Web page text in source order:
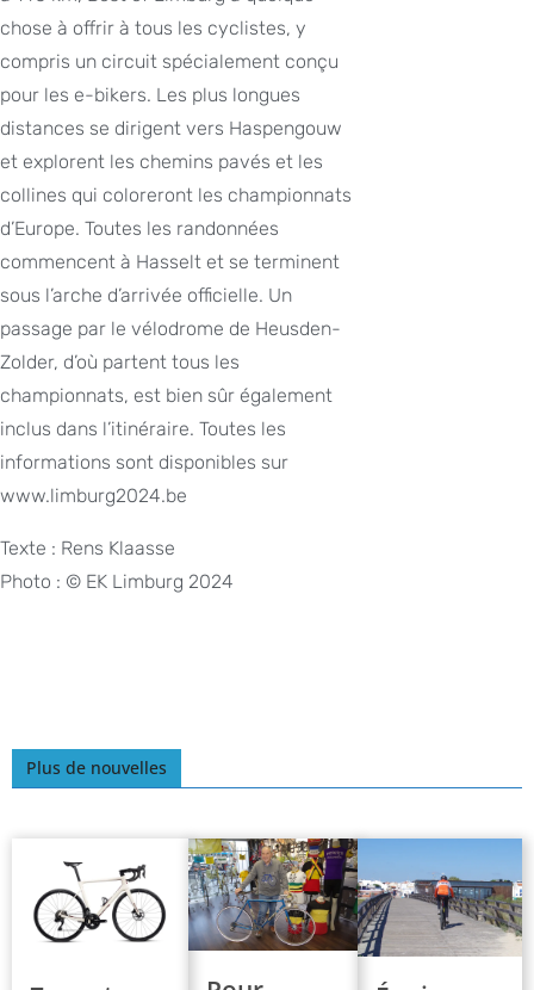
chose à offrir à tous les cyclistes, y
compris un circuit spécialement conçu
pour les e-bikers. Les plus longues
distances se dirigent vers Haspengouw
et explorent les chemins pavés et les
collines qui coloreront les championnats
d’Europe. Toutes les randonnées
commencent à Hasselt et se terminent
sous l’arche d’arrivée officielle. Un
passage par le vélodrome de Heusden-
Zolder, d’où partent tous les
championnats, est bien sûr également
inclus dans l’itinéraire. Toutes les
informations sont disponibles sur
www.limburg2024.be
Texte : Rens Klaasse
Photo : © EK Limburg 2024
Plus de nouvelles